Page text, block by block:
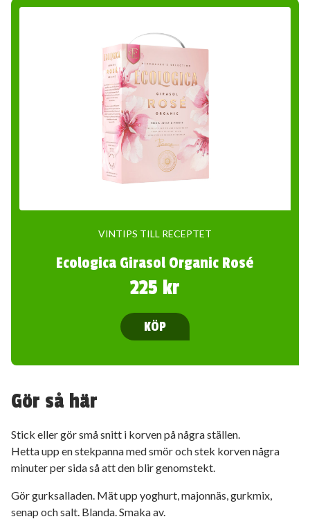
VINTIPS TILL RECEPTET
Ecologica Girasol Organic Rosé
225 kr
KÖP
Gör så här
Stick eller gör små snitt i korven på några ställen.
Hetta upp en stekpanna med smör och stek korven några
minuter per sida så att den blir genomstekt.
Gör gurksalladen. Mät upp yoghurt, majonnäs, gurkmix,
senap och salt. Blanda. Smaka av.